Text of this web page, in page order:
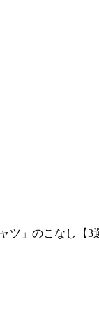
ツ」のこなし【3